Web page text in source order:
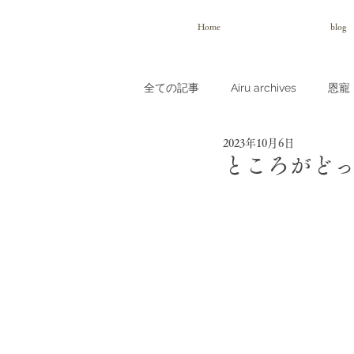
Home blog
全ての記事 Airu archives 恩寵
ところがど
2023年10月6日